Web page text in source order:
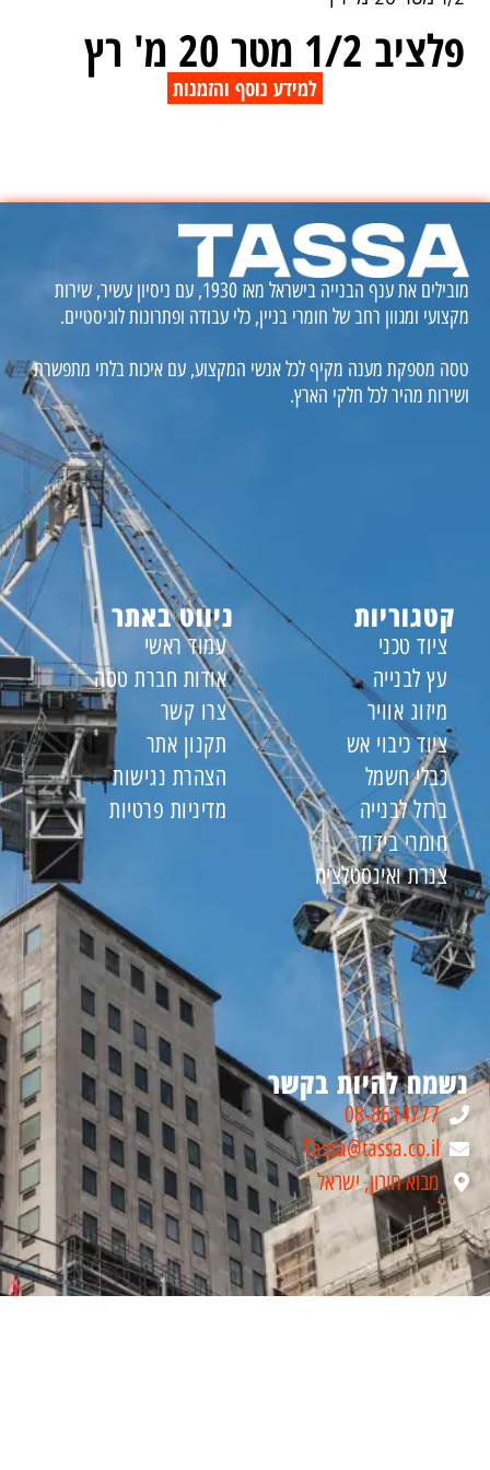
פלציב 1/2 מטר 20 מ' רץ
למידע נוסף והזמנות
מובילים את ענף הבנייה בישראל מאז 1930, עם ניסיון עשיר, שירות
מקצועי ומגוון רחב של חומרי בניין, כלי עבודה ופתרונות לוגיסטיים.
טסה מספקת מענה מקיף לכל אנשי המקצוע, עם איכות בלתי מתפשרת
ושירות מהיר לכל חלקי הארץ.
ניווט באתר
עמוד ראשי
אודות חברת טסה
צרו קשר
תקנון אתר
הצהרת נגישות
מדיניות פרטיות
קטגוריות
ציוד טכני
עץ לבנייה
מיזוג אוויר
ציוד כיבוי אש
כבלי חשמל
ברזל לבנייה
חומרי בידוד
צנרת ואינסטלציה
נשמח להיות בקשר
08-8614777
Tassa@tassa.co.il
מבוא חורון, ישראל